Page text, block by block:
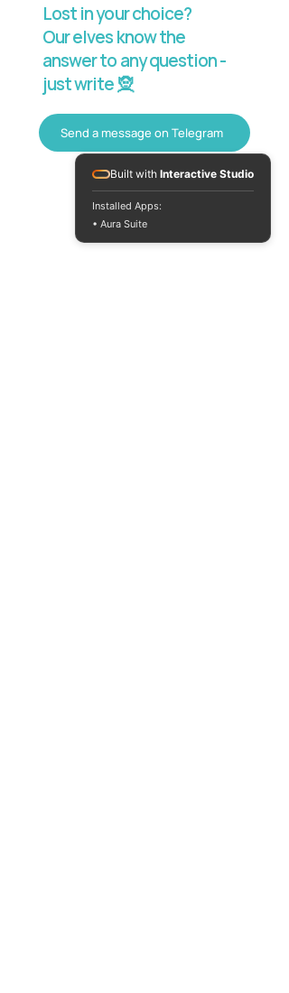
Lost in your choice?
Our elves know the
answer to any question -
just write 🧝
Send a message on Telegram
Built with Interactive Studio
Installed Apps:
• Aura Suite